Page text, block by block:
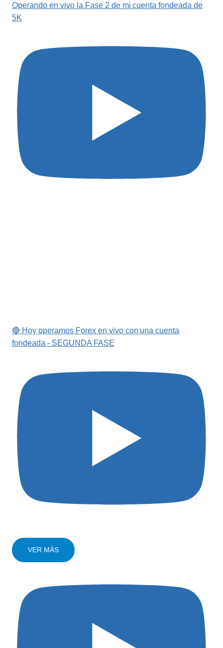
Operando en vivo la Fase 2 de mi cuenta fondeada de
5K
🔴 Hoy operamos Forex en vivo con una cuenta
fondeada - SEGUNDA FASE
VER MÁS